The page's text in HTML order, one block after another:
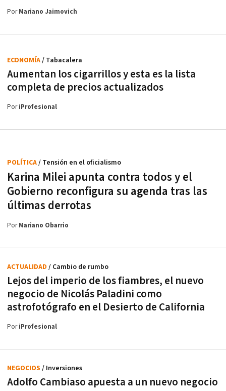
PorMariano Jaimovich
Aumentan los cigarrillos y esta es la lista
completa de precios actualizados
ECONOMÍA/ Tabacalera
PoriProfesional
Karina Milei apunta contra todos y el
Gobierno reconfigura su agenda tras las
últimas derrotas
POLÍTICA/ Tensión en el oficialismo
PorMariano Obarrio
Lejos del imperio de los fiambres, el nuevo
negocio de Nicolás Paladini como
astrofotógrafo en el Desierto de California
ACTUALIDAD / Cambio de rumbo
PoriProfesional
Adolfo Cambiaso apuesta a un nuevo negocio
NEGOCIOS / Inversiones